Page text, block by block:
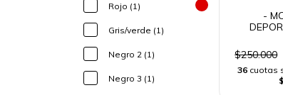
Rojo (1)
Gris/verde (1)
Negro 2 (1)
Negro 3 (1)
-
$250.000
36 cuotas